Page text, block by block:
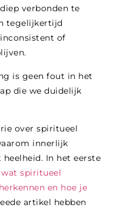
verbonden te
tegelijkertijd
of
is geen fout in het
die we duidelijk
over spiritueel
innerlijk
In het eerste
spiritueel
en hoe je
artikel hebben